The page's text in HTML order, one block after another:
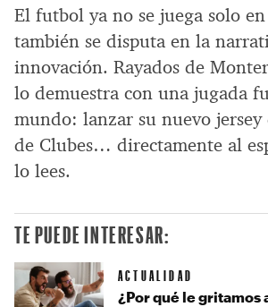
El futbol ya no se juega solo
también se disputa en la
innovación. Rayados de
lo demuestra con una jugada
mundo: lanzar su nuevo
de Clubes… directamente al
lo lees.
TE PUEDE INTERESAR:
ACTUALIDAD
¿Por qué le gritamos